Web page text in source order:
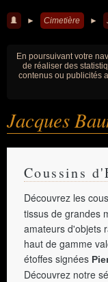
► Cimetière ►
En poursuivant votre
de réaliser des
contenus ou publicités
Jacques
Coussins
Découvrez les
tissus de grandes
amateurs d'objets
haut de gamme
étoffes signées
Découvrez notre